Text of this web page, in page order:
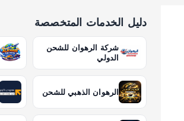
دليل الخدمات المتخصصة
شركة الرهوان للشحن
الدولي
الرهوان الذهبي للشحن